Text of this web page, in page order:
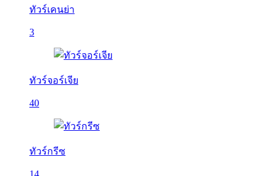
ทัวร์เคนย่า
3
ทัวร์จอร์เจีย
40
ทัวร์กรีซ
14